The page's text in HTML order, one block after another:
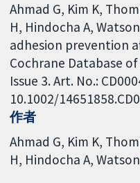
Ahmad G, Kim K,
H, Hindocha A,
adhesion prevention
Cochrane Database
Issue 3. Art. No.:
10.1002/
作者
Ahmad G Kim K
H Hindocha A